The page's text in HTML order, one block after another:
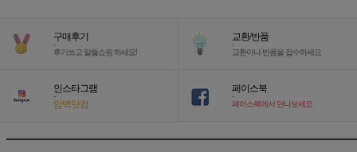
구매후기
-
후기쓰고 알뜰쇼핑 하세요!
교환/반품
-
교환이나 반품을 접수하세요
인스타그램
-
암벽닷컴
페이스북
-
페이스북에서 만나보세요